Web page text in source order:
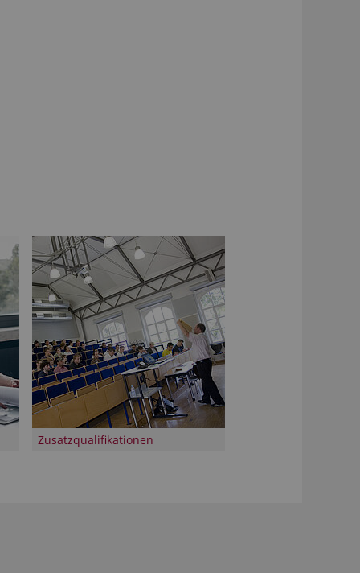
Zusatzqualifikationen